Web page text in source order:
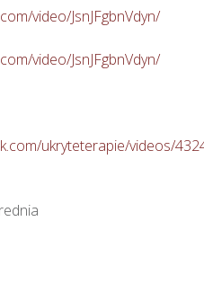
video/JsnJFgbnVdyn/
video/JsnJFgbnVdyn/
ukryteterapie/videos/